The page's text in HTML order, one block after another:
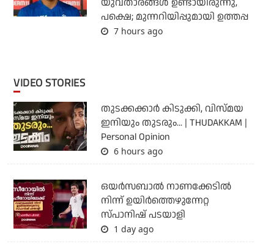
പക്ഷെ; മുന്നറിയിപ്പുമായി ഉത്തപ്പ
7 hours ago
VIDEO STORIES
തുടക്കക്കാര്‍ കിടുക്കി, വിസ്മയ
ഇനിയും തുടരും... | THUDAKKAM |
Personal Opinion
6 hours ago
ഒയര്‍സബാൽ നാണക്കേടിൽ
നിന്ന് ഉയിർത്തെഴുന്നേറ്റ
സ്പാനിഷ് പടയാളി
1 day ago